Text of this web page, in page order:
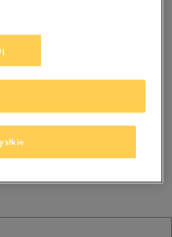
wyświetlenia
filtry